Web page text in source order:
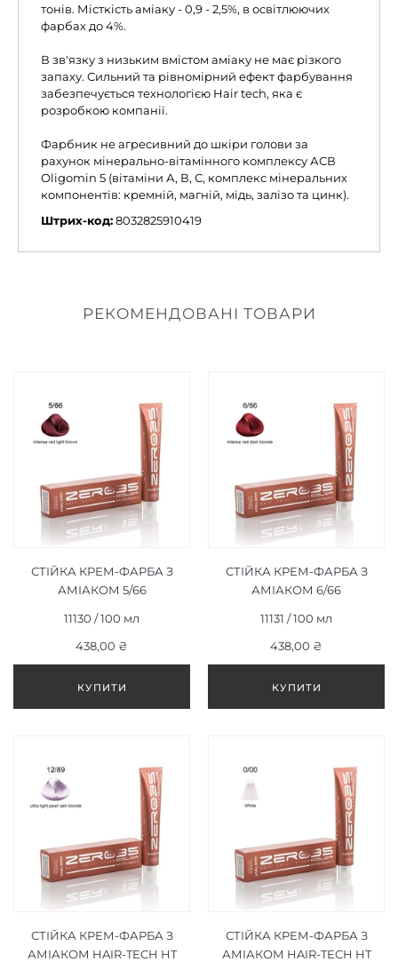
тонів. Місткість аміаку - 0,9 - 2,5%, в освітлюючих
фарбах до 4%.
В зв'язку з низьким вмістом аміаку не має різкого
запаху. Сильний та рівномірний ефект фарбування
забезпечується технологією Hair tech, яка є
розробкою компанії.
Фарбник не агресивний до шкіри голови за
рахунок мінерально-вітамінного комплексу АСВ
Oligomin 5 (вітаміни А, В, С, комплекс мінеральних
компонентів: кремній, магній, мідь, залізо та цинк).
Штрих-код:8032825910419
РЕКОМЕНДОВАНІ ТОВАРИ
СТІЙКА КРЕМ-ФАРБА З
АМІАКОМ 5/66
ЧЕРВОНИЙ СВІТЛО-
КОРИЧНЕВИЙ/INTENSE
RED LIGHT BROWN 100ML
11130 / 100 мл
438,00 ₴
СТІЙКА КРЕМ-ФАРБА З
АМІАКОМ 6/66
ЧЕРВОНИЙ ТЕМНО-
РУСЯВИЙ/INTENSE RED
DARK BLONDE 100ML
11131 / 100 мл
438,00 ₴
СТІЙКА КРЕМ-ФАРБА З
АМІАКОМ HAIR-TECH HT
СТІЙКА КРЕМ-ФАРБА З
АМІАКОМ HAIR-TECH HT